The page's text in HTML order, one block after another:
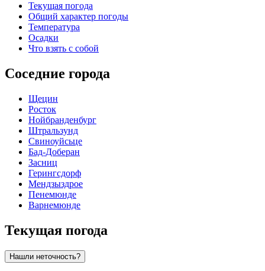
Текущая погода
Общий характер погоды
Температура
Осадки
Что взять с собой
Соседние города
Щецин
Росток
Нойбранденбург
Штральзунд
Свиноуйсьце
Бад-Доберан
Засниц
Герингсдорф
Мендзыздрое
Пенемюнде
Варнемюнде
Текущая погода
Нашли неточность?